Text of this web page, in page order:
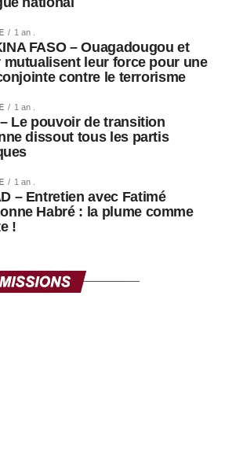
les fortes tensions
en Guinée, où les appels à un
pleinement démocratique
le débat public.
1 an .
FASO – Ouagadougou et
mutualisent leur force pour une
contre le terrorisme
1 an .
Le pouvoir de transition
dissout tous les partis
1 an .
– Entretien avec Fatimé
Habré : la plume comme
!